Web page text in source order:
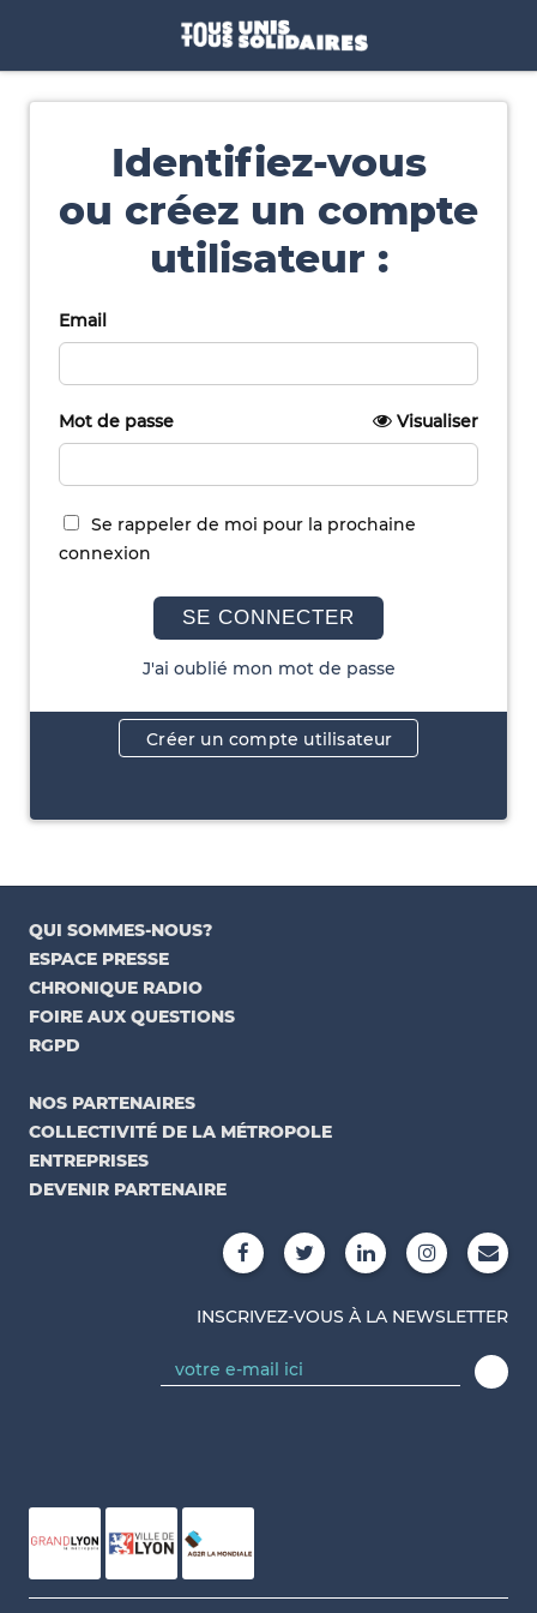
Identifiez-vous
ou créez un compte
utilisateur :
Email
Mot de passe Visualiser
Se rappeler de moi pour la prochaine
connexion
SE CONNECTER
J'ai oublié mon mot de passe
Créer un compte utilisateur
QUI SOMMES-NOUS?
ESPACE PRESSE
CHRONIQUE RADIO
FOIRE AUX QUESTIONS
RGPD
NOS PARTENAIRES
COLLECTIVITÉ DE LA MÉTROPOLE
ENTREPRISES
DEVENIR PARTENAIRE
INSCRIVEZ-VOUS À LA NEWSLETTER